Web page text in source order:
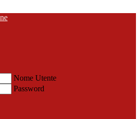
Nome Utente
Password